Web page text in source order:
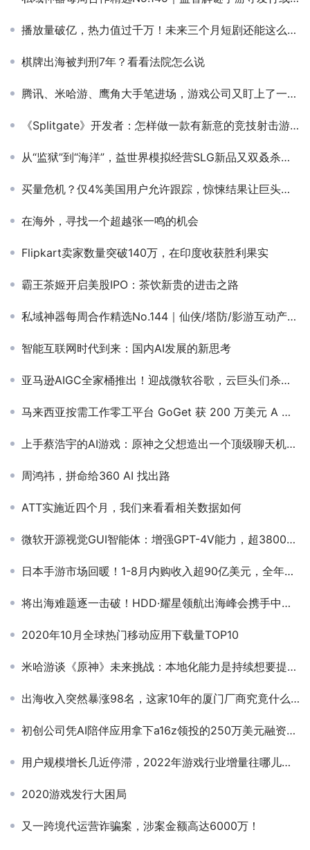
播放量破亿，热力值过千万！未来三个月短剧还能这么玩？
棋牌出海被判刑7年？看看法院怎么说
腾讯、米哈游、鹰角大手笔进场，游戏公司又盯上了一条新赛道
《Splitgate》开发者：怎样做一款有新意的竞技射击游戏？
从“监狱”到“海洋”，益世界模拟经营SLG新品又双叒杀入畅销榜前10，仅用了1周时间
买量危机？仅4%美国用户允许跟踪，惊悚结果让巨头慌了
在海外，寻找一个超越张一鸣的机会
Flipkart卖家数量突破140万，在印度收获胜利果实
霸王茶姬开启美股IPO：茶饮新贵的进击之路
私域神器每周合作精选No.144｜仙侠/塔防/影游互动产品寻海外发行合作；休闲小游戏寻流量方联运IAA分成；千万预算找海外推广渠道
智能互联网时代到来：国内AI发展的新思考
亚马逊AIGC全家桶推出！迎战微软谷歌，云巨头们杀疯了
马来西亚按需工作零工平台 GoGet 获 200 万美元 A 轮融资
上手蔡浩宇的AI游戏：原神之父想造出一个顶级聊天机器人
周鸿祎，拼命给360 AI 找出路
ATT实施近四个月，我们来看看相关数据如何
微软开源视觉GUI智能体：增强GPT-4V能力，超3800颗星
日本手游市场回暖！1-8月内购收入超90亿美元，全年有望冲击140亿美元
将出海难题逐一击破！HDD·耀星领航出海峰会携手中国开发者同舟出海
2020年10月全球热门移动应用下载量TOP10
米哈游谈《原神》未来挑战：本地化能力是持续想要提升的目标
出海收入突然暴涨98名，这家10年的厦门厂商究竟什么来头？
初创公司凭AI陪伴应用拿下a16z领投的250万美元融资，“蹭”Slop热度，产品形态类似数字版“芙崽”？
用户规模增长几近停滞，2022年游戏行业增量往哪儿找？
2020游戏发行大困局
又一跨境代运营诈骗案，涉案金额高达6000万！